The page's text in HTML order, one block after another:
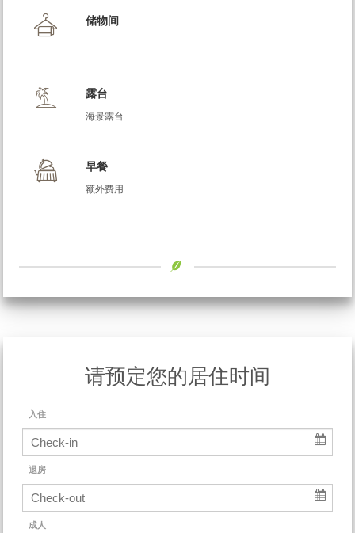
储物间
露台
海景露台
早餐
额外费用
请预定您的居住时间
入住
退房
成人